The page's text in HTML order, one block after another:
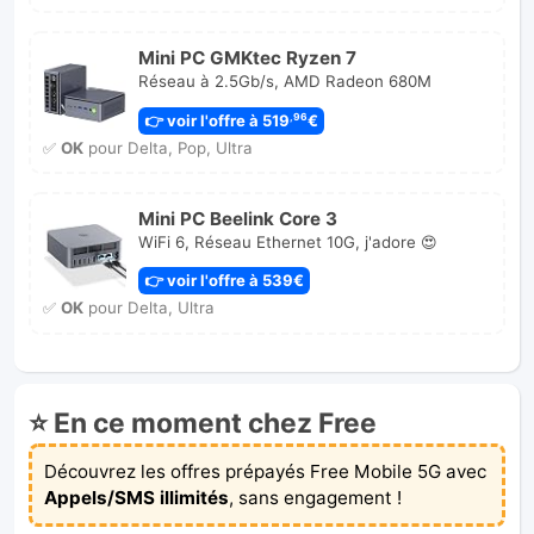
Mini PC GMKtec Ryzen 7
Réseau à 2.5Gb/s, AMD Radeon 680M
👉 voir l'offre à 519,96€
✅ OKpour Delta, Pop, Ultra
Mini PC Beelink Core 3
WiFi 6, Réseau Ethernet 10G, j'adore 😍
👉 voir l'offre à 539€
✅ OKpour Delta, Ultra
⭐ En ce moment chez Free
Découvrez les offres prépayés Free Mobile 5G avec
Appels/SMS illimités, sans engagement !